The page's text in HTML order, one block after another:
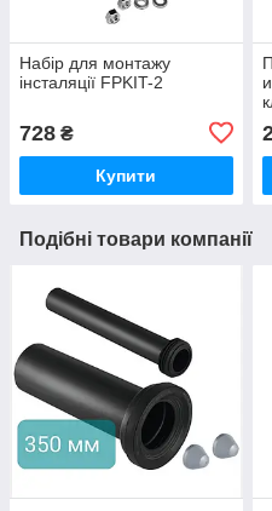
Набір для монтажу
інсталяції FPKIT-2
728 ₴
Купити
Подібні товари компанії